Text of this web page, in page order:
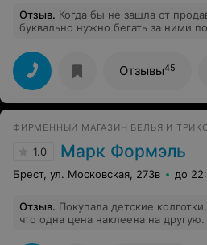
Отзыв. Когда бы не зашла от
буквально нужно бегать за ними
никого не дозовешься. никакой
большой объем. Есть только
в основном в белом цвете. С
ассортимент и обслуживание все
Отзывы45
ФИРМЕННЫЙ МАГАЗИН БЕЛЬЯ И
1.0 Марк Формэль
Брест, ул. Московская, 273в до
Отзыв. Покупала детские
что одна цена наклеена на